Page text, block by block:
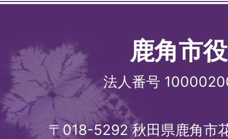
鹿角市
法人番号
〒018-5292 秋田県鹿角市